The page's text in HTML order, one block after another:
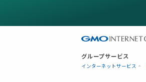
グループサービス
インターネットサービス